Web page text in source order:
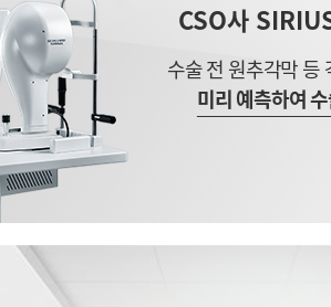
CSO사
수술 전 원추각막 등
미리 예측하여